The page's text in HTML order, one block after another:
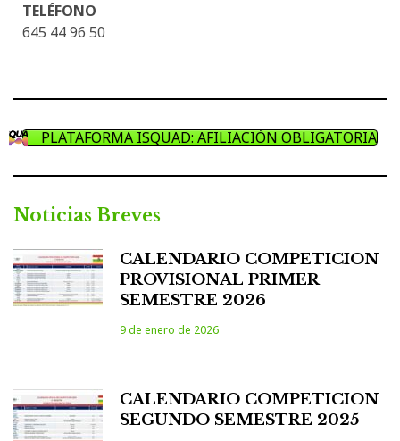
TELÉFONO
645 44 96 50
PLATAFORMA ISQUAD: AFILIACIÓN OBLIGATORIA
Noticias Breves
CALENDARIO COMPETICION
PROVISIONAL PRIMER
SEMESTRE 2026
9 de enero de 2026
CALENDARIO COMPETICION
SEGUNDO SEMESTRE 2025